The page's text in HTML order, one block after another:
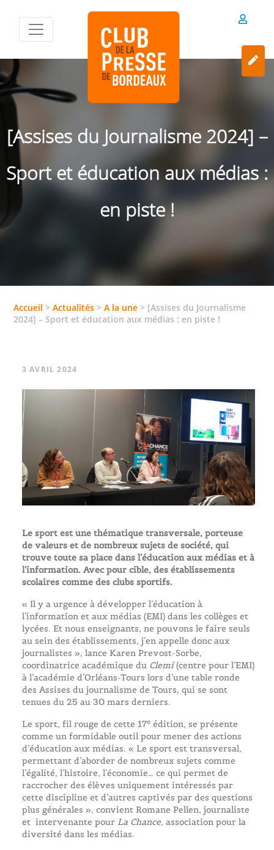
[Assises du Journalisme 2024] –
Sport et éducation aux médias :
en piste !
Accueil >Actualités >A la une > [Assises du Journalisme
2024] – Sport et éducation aux médias : en piste !
3 AVRIL 2024
Le sport est une thématique transversale, porteuse
de valeurs et de nombreux sujets de société, qui
trouve toute sa place dans l’éducation aux médias et à
l’information. Avec pour cible, des établissements
scolaires comme des clubs sportifs.
« Il y a urgence à développer l’éducation à
l’information et aux médias (EMI) dans les collèges et
lycées. Et nous enseignants, ne pouvons le faire seuls
au sein des établissements, j’en appelle donc aux
journalistes », lance Karen Prevost-Sorbe,
coordinatrice académique du Clemi(centre pour l’EMI)
à l’académie d’Orléans-Tours lors d’une table ronde
des Assises du journalisme de Tours, qui se sont
tenues du 25 au 30 mars derniers.
Le sport, fil rouge de cette 17eédition, se présente
comme un formidable outil pour mener des actions
d’éducation aux médias. « Le sport est transversal,
permettant d’aborder de nombreux sujets comme
l’égalité, l’histoire, l’économie… ce qui permet de
raccrocher des élèves uniquement intéressés par
cette discipline et d’autres captivés par des questions
plus générales », convient Romane Pellen, journaliste
et intervenante pour La Chance, association pour la
diversité dans les médias.